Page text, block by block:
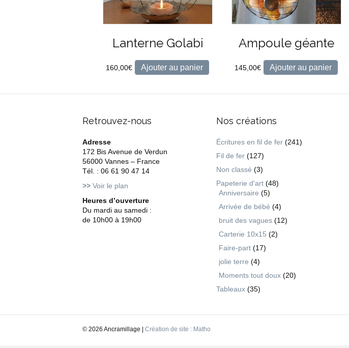
Lanterne Golabi
160,00€ Ajouter au panier
Ampoule géante
145,00€ Ajouter au panier
Retrouvez-nous
Adresse
172 Bis Avenue de Verdun
56000 Vannes – France
Tél. : 06 61 90 47 14
>> Voir le plan
Heures d’ouverture
Du mardi au samedi :
de 10h00 à 19h00
Nos créations
Écritures en fil de fer (241)
Fil de fer (127)
Non classé (3)
Papeterie d'art (48)
Anniversaire (5)
Arrivée de bébé (4)
bruit des vagues (12)
Carterie 10x15 (2)
Faire-part (17)
jolie terre (4)
Moments tout doux (20)
Tableaux (35)
© 2026 Ancramillage | Création de site : Matho